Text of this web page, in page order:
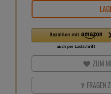
ZUM
FRAGEN